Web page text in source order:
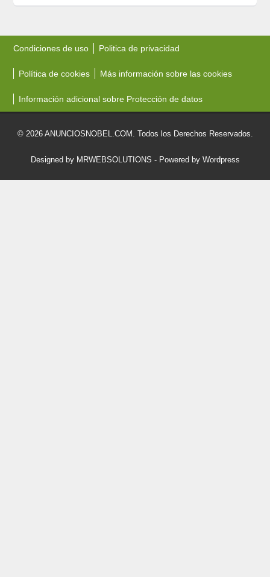
Condiciones de uso Politica de privacidad
Política de cookies Más información sobre las cookies
Información adicional sobre Protección de datos
© 2026 ANUNCIOSNOBEL.COM. Todos los Derechos Reservados.
Designed by MRWEBSOLUTIONS - Powered by Wordpress